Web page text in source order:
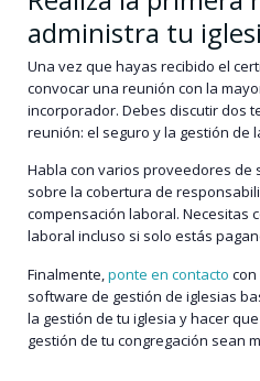
administra tu
Una vez que hayas recibido el
convocar una reunión con la
incorporador. Debes discutir dos
reunión: el seguro y la gestión de
Habla con varios proveedores de
sobre la cobertura de
compensación laboral. Necesitas
laboral incluso si solo estás
Finalmente,ponte en contacto
software de gestión de iglesias
la gestión de tu iglesia y hacer
gestión de tu congregación sean